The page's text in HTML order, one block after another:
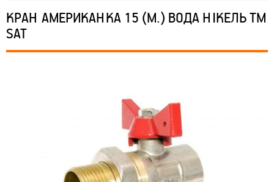
КРАН АМЕРИКАНКА 15 (М.) ВОДА НІКЕЛЬ ТМ
SAT